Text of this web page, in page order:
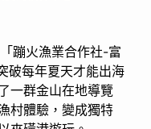
蹦火漁業合作社-富
破每年夏天才能出海
一群金山在地導覽
村體驗，變成獨特